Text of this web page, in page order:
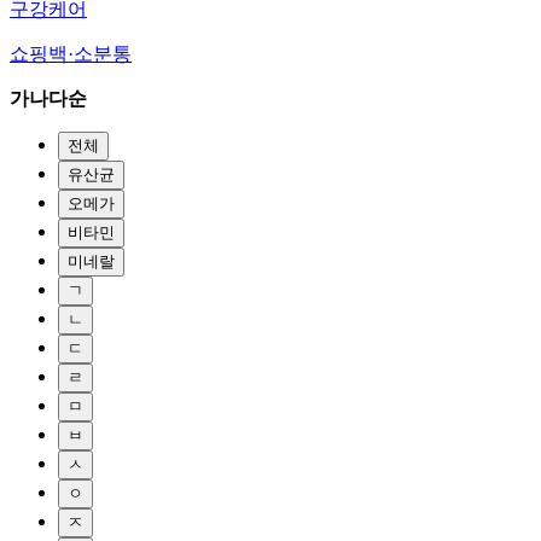
구강케어
쇼핑백·소분통
가나다순
전체
유산균
오메가
비타민
미네랄
ㄱ
ㄴ
ㄷ
ㄹ
ㅁ
ㅂ
ㅅ
ㅇ
ㅈ